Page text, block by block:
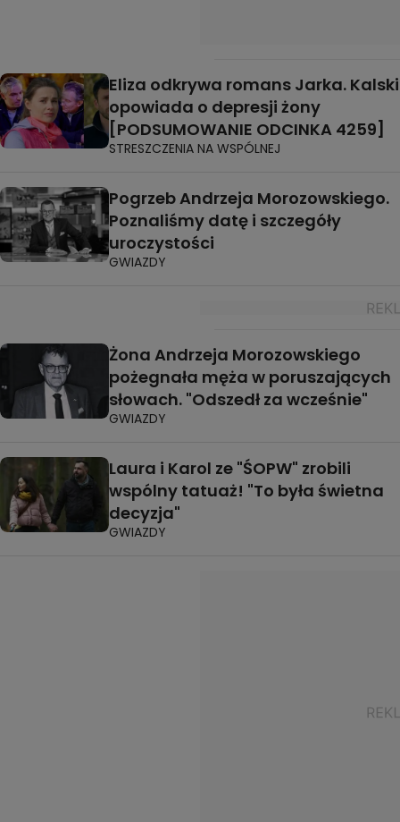
Eliza odkrywa romans Jarka. Kalski
opowiada o depresji żony
[PODSUMOWANIE ODCINKA 4259]
STRESZCZENIA NA WSPÓLNEJ
Pogrzeb Andrzeja Morozowskiego.
Poznaliśmy datę i szczegóły
uroczystości
GWIAZDY
Żona Andrzeja Morozowskiego
pożegnała męża w poruszających
słowach. "Odszedł za wcześnie"
GWIAZDY
Laura i Karol ze "ŚOPW" zrobili
wspólny tatuaż! "To była świetna
decyzja"
GWIAZDY